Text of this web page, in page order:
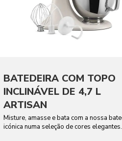
BATEDEIRA COM TOPO
INCLINÁVEL DE 4,7 L
ARTISAN
Misture, amasse e bata com a nossa
icónica numa seleção de cores elegantes.